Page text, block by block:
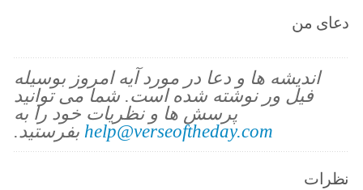
دعای من
اندیشه ها و دعا در مورد آیه امروز بوسیله
فیل ور نوشته شده است. شما می توانید
پرسش ها و نظریات خود را به
help@verseoftheday.com بفرستید.
نظرات